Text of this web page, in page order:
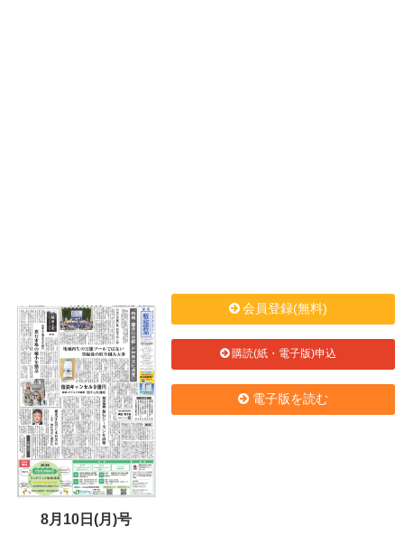
8月10日(月)号
会員登録(無料)
購読(紙・電子版)申込
電子版を読む